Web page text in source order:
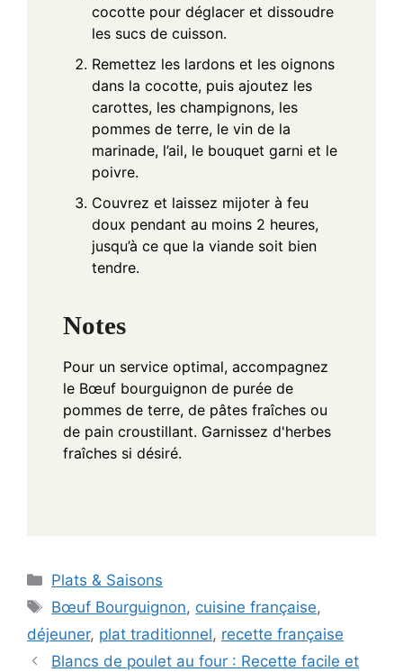
cocotte pour déglacer et dissoudre
les sucs de cuisson.
Remettez les lardons et les oignons
dans la cocotte, puis ajoutez les
carottes, les champignons, les
pommes de terre, le vin de la
marinade, l’ail, le bouquet garni et le
poivre.
Couvrez et laissez mijoter à feu
doux pendant au moins 2 heures,
jusqu’à ce que la viande soit bien
tendre.
Notes
Pour un service optimal, accompagnez
le Bœuf bourguignon de purée de
pommes de terre, de pâtes fraîches ou
de pain croustillant. Garnissez d'herbes
fraîches si désiré.
Categories
Plats & Saisons
Tags
Bœuf Bourguignon, cuisine française,
déjeuner, plat traditionnel, recette française
Blancs de poulet au four : Recette facile et